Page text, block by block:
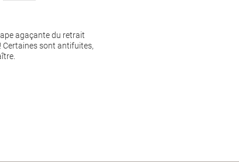
agaçante du retrait
Certaines sont antifuites,